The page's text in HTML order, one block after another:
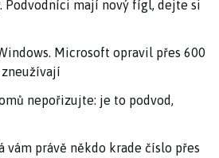
Podvodníci mají nový fígl, dejte si
Microsoft opravil přes 600
zneužívají
nepořizujte: je to podvod,
vám právě někdo krade číslo přes